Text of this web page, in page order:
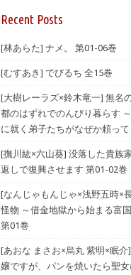
Recent Posts
[林あらた] ナメ。 第01-06巻
[むすあき] でびるち 全15巻
[大樹レーラズ×鈴木竜一] 無名
都のはずれでのんびり暮らす
に就く弟子たちがなぜか頼っ
[撫川紘×六山葵] 没落した貴族
返しで復興させます 第01-02巻
[なんじゃもんじゃ×浅野五時×
怪物 ～借金地獄から始まる富
第01巻
[あおな まさお×烏丸 紫明×眠
嬢ですが、パンを焼いたら聖